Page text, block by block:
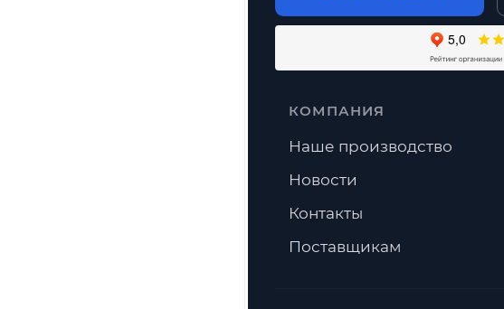
КОМПАНИЯ
Наше производство
Новости
Контакты
Поставщикам